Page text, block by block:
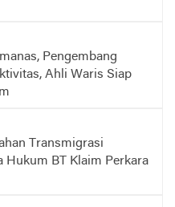
Pengembang
Ahli Waris Siap
Transmigrasi
Hukum BT Klaim Perkara